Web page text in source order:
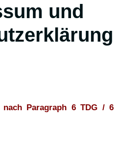
und
nach Paragraph 6 TDG / 6